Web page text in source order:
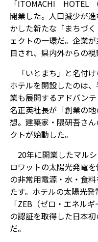
「ITOMACHI HOTEL
開業した。人口減少が
かした新たな「まちづ
ェクトの一環だ。企業
目され、県内外からの
「いとまち」と名付
ホテルを開設したのは
業も展開するアドバン
名正英社長が「創業の
想。建築家・隈研吾さ
クトが始動した。
20年に開業したマル
ロワットの太陽光発電
の非常用電源・水・食
たす。ホテルの太陽光発
「ZEB（ゼロ・エネル
の認証を取得した日本
だ。